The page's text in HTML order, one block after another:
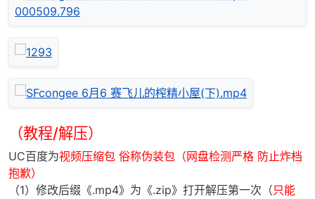
（教程/解压）
UC百度为视频压缩包 俗称伪装包（网盘检测严格 防止炸档
抱歉）
（1）修改后缀《.mp4》为《.zip》打开解压第一次（只能